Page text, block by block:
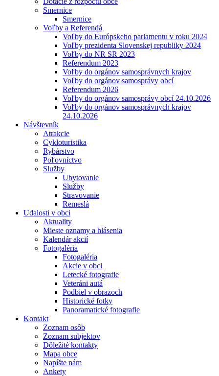
Smernice
Smernice
Voľby a Referendá
Voľby do Európskeho parlamentu v roku 2024
Voľby prezidenta Slovenskej republiky 2024
Voľby do NR SR 2023
Referendum 2023
Voľby do orgánov samosprávnych krajov
Voľby do orgánov samosprávy obcí
Referendum 2026
Voľby do orgánov samosprávy obcí 24.10.2026
Voľby do orgánov samosprávnych krajov
24.10.2026
Návštevník
Atrakcie
Cykloturistika
Rybárstvo
Poľovníctvo
Služby
Ubytovanie
Služby
Stravovanie
Remeslá
Udalosti v obci
Aktuality
Mieste oznamy a hlásenia
Kalendár akcií
Fotogaléria
Fotogaléria
Akcie v obci
Letecké fotografie
Veteráni autá
Podbiel v obrazoch
Historické fotky
Panoramatické fotografie
Kontakt
Zoznam osôb
Zoznam subjektov
Dôležité kontakty
Mapa obce
Napíšte nám
Ankety